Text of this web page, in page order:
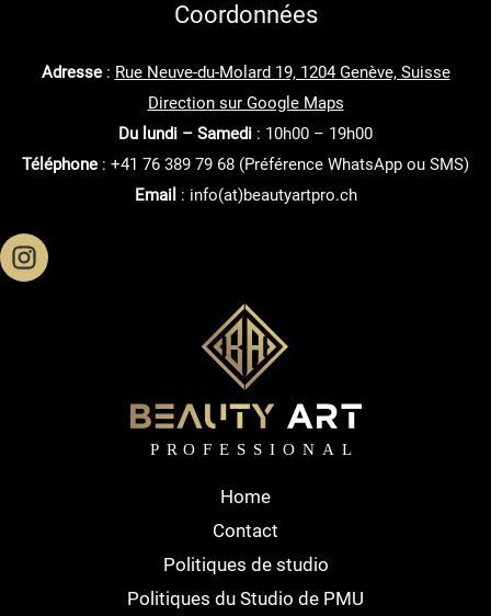
Coordonnées
Adresse : Rue Neuve-du-Molard 19, 1204 Genève, Suisse
Direction sur Google Maps
Du lundi – Samedi : 10h00 – 19h00
Téléphone : +41 76 389 79 68 (Préférence WhatsApp ou SMS)
Email : info(at)beautyartpro.ch
Home
Contact
Politiques de studio
Politiques du Studio de PMU